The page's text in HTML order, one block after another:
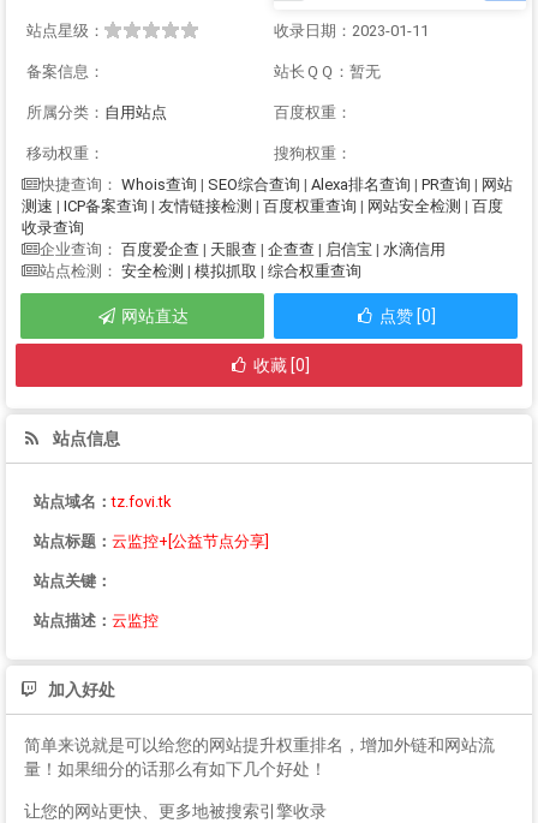
站点星级： 收录日期：2023-01-11
备案信息： 站长ＱＱ：暂无
所属分类： 自用站点 百度权重：
移动权重： 搜狗权重：
快捷查询： Whois查询 | SEO综合查询 | Alexa排名查询 | PR查询 | 网站
测速 | ICP备案查询 | 友情链接检测 | 百度权重查询 | 网站安全检测 | 百度
收录查询
企业查询： 百度爱企查 | 天眼查 | 企查查 | 启信宝 | 水滴信用
站点检测： 安全检测 | 模拟抓取 | 综合权重查询
网站直达 点赞 [0]
收藏 [0]
站点信息
站点域名：tz.fovi.tk
站点标题： 云监控+[公益节点分享]
站点关键：
站点描述： 云监控
加入好处
简单来说就是可以给您的网站提升权重排名，增加外链和网站流
量！如果细分的话那么有如下几个好处！
让您的网站更快、更多地被搜索引擎收录